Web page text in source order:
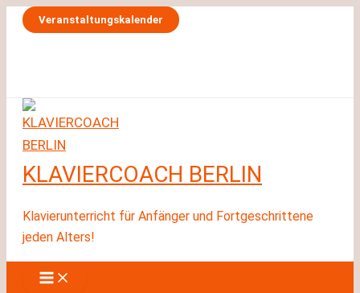
Zum
Veranstaltungskalender
KLAVIERCOACH BERLIN
Klavierunterricht für Anfänger und Fortgeschrittene
jeden Alters!